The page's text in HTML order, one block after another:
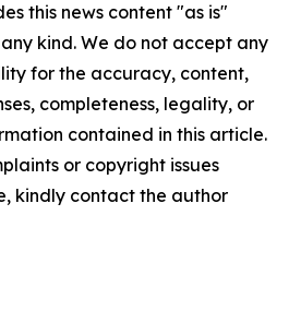
this news content "as is"
kind. We do not accept any
for the accuracy, content,
completeness, legality, or
contained in this article.
or copyright issues
kindly contact the author